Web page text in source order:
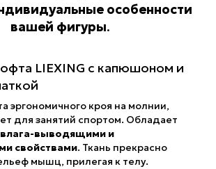
особенности
вашей фигуры.
LIEXING с капюшоном и
эргономичного кроя на молнии,
для занятий спортом. Обладает
влага-выводящими и
свойствами. Ткань прекрасно
мышц, прилегая к телу.